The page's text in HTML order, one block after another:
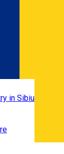
in Sibiu